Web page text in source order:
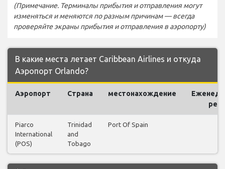
(Примечание. Терминалы прибытия и отправления могут
изменяться и меняются по разным причинам — всегда
проверяйте экраны прибытия и отправления в аэропорту)
В какие места летает Caribbean Airlines и откуда
Аэропорт Orlando?
Аэропорт Страна местонахождение
Piarco
International
(POS)
Trinidad
and
Tobago
Port Of Spain